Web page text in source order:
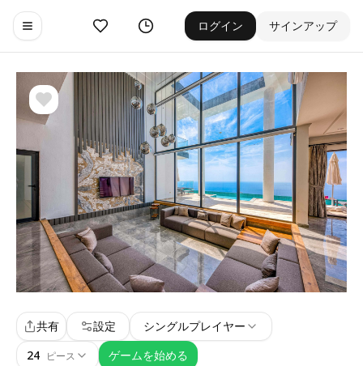
Toggle navigation menu
お気に入りゲーム履歴 ログイン サインアップ
共有 設定
シングルプレイヤー
24 ピース ゲームを始める